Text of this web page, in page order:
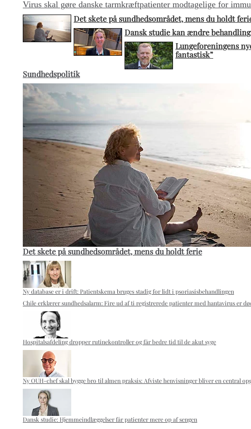
Virus skal gøre danske tarmkræftpatienter modtagelige for
Det skete på sundhedsområdet, mens du holdt
Dansk studie kan ændre
Lungeforeningens
fantastisk”
Sundhedspolitik
Det skete på sundhedsområdet, mens du holdt ferie
Ny database er i drift: Patientskema bruges stadig for lidt i psoriasisbehandlingen
Chile erklærer sundhedsalarm: Fire ud af ti registrerede patienter med hantavirus er
Hospitalsafdeling dropper rutinekontroller og får bedre tid til de akut syge
Ny OUH-chef skal bygge bro til almen praksis: Afviste henvisninger bliver en central
Dansk studie: Hjemmeindlæggelser får patienter mere op af sengen